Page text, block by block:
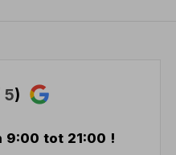
5)
9:00 tot 21:00 !